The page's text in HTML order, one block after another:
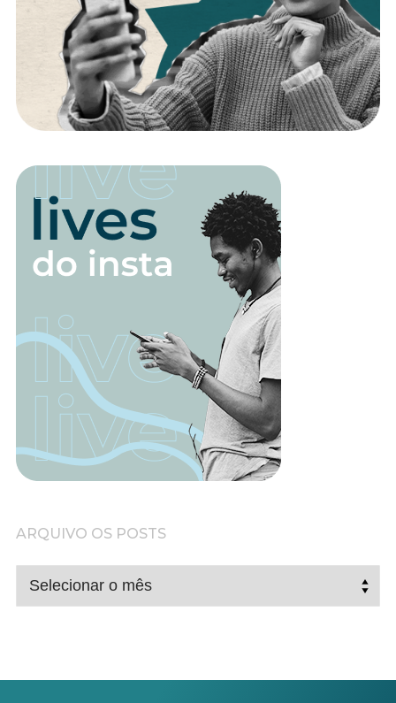
ARQUIVO OS POSTS
ARQUIVO
OS